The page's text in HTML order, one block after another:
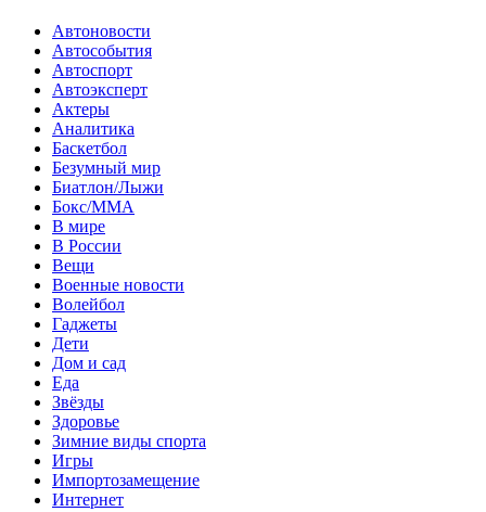
Автоновости
Автособытия
Автоспорт
Автоэксперт
Актеры
Аналитика
Баскетбол
Безумный мир
Биатлон/Лыжи
Бокс/MMA
В мире
В России
Вещи
Военные новости
Волейбол
Гаджеты
Дети
Дом и сад
Еда
Звёзды
Здоровье
Зимние виды спорта
Игры
Импортозамещение
Интернет